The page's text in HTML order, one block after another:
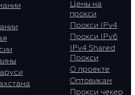
Цены на
прокси
Прокси IPv4
Прокси IPv6
IPv4 Shared
Прокси
О проекте
Оптовикам
Прокси чекер